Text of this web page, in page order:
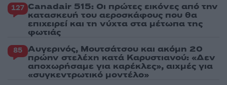
127 Canadair 515: Οι πρώτες εικόνες από την
κατασκευή του αεροσκάφους που θα
επιχειρεί και τη νύχτα στα μέτωπα της
φωτιάς
85 Αυγερινός, Μουτσάτσου και ακόμη 20
πρώην στελέχη κατά Καρυστιανού: «Δεν
αποχωρήσαμε για καρέκλες», αιχμές για
«συγκεντρωτικό μοντέλο»